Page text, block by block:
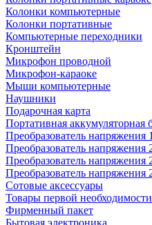
Колонки компьютерные
Колонки портативные
Компьютерные переходники
Кронштейн
Микрофон проводной
Микрофон-караоке
Мыши компьютерные
Наушники
Подарочная карта
Портативная аккумуляторная
Преобразователь напряжения
Преобразователь напряжения
Преобразователь напряжения
Преобразователь напряжения
Сотовые аксессуары
Товары первой необходимости
Фирменный пакет
Бытовая электроника